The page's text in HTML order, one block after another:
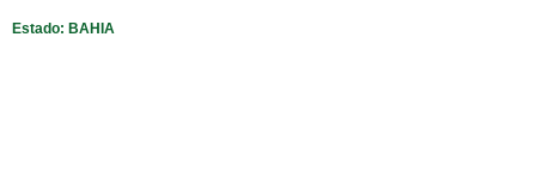
Estado: BAHIA